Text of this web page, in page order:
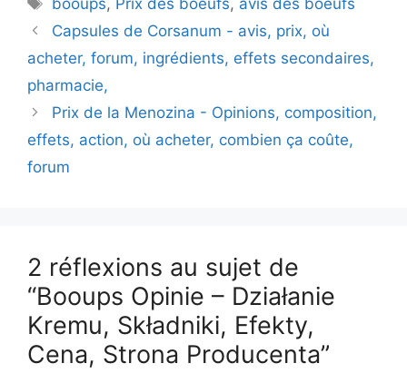
Capsules de Corsanum - avis, prix, où
acheter, forum, ingrédients, effets secondaires,
pharmacie,
Prix de la Menozina - Opinions, composition,
effets, action, où acheter, combien ça coûte,
forum
2 réflexions au sujet de
“Booups Opinie – Działanie
Kremu, Składniki, Efekty,
Cena, Strona Producenta”